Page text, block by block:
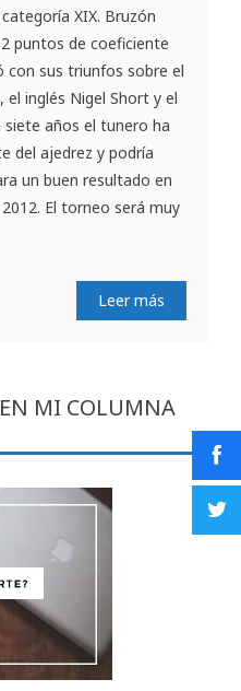
XIX. Bruzón
puntos de coeficiente
con sus triunfos sobre el
inglés Nigel Short y el
años el tunero ha
del ajedrez y podría
un buen resultado en
El torneo será muy
Leer más
EN MI COLUMNA